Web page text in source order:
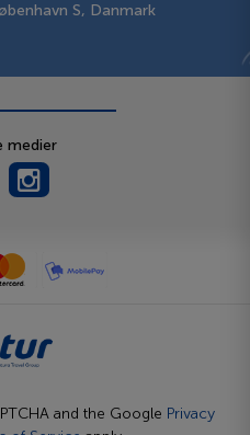
S, Danmark
medier
and the Google Privacy